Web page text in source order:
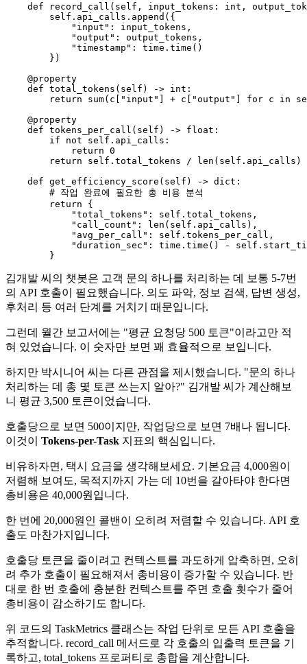
def
record_call ( self, input_tokens: int ,
self .api_calls.append({
"input" : input_tokens,
"output" : output_tokens,
"timestamp" : time.time()
        })
    @property
def total_tokens ( self ) -> int :
return
sum(c[ "input" ] + c[ "output" for c in
    @property
def tokens_per_call ( self ) -> float :
if
not self .api_calls:
return 0
return
self .total_tokens / len ( self .api_calls)
def get_efficiency_score ( self ) -> dict :
# 작업 완료에 필요한 총 비용 분석
return {
"total_tokens" : self .total_tokens,
"call_count" : len ( self .api_calls),
"avg_per_call" : self .tokens_per_call,
"duration_sec" : time.time() - self
김개발 씨의 챗봇은 고객 문의 하나를 처리하는 데 보통 5-7번
의 API 호출이 필요했습니다. 의도 파악, 정보 검색, 답변 생성,
후처리 등 여러 단계를 거치기 때문입니다.
그런데 월간 보고서에는 "평균 요청당 500 토큰"이라고만 적
혀 있었습니다. 이 숫자만 보면 꽤 효율적으로 보입니다.
하지만 박시니어 씨는 다른 관점을 제시했습니다. "문의 하나
처리하는 데 총 몇 토큰 쓰는지 알아?" 김개발 씨가 계산해보
니 평균 3,500 토큰이었습니다.
호출당으로 보면 500이지만, 작업당으로 보면 7배나 됩니다.
이것이 Tokens-per-Task 지표의 핵심입니다.
비유하자면, 택시 요금을 생각해보세요. 기본요금 4,000원이
저렴해 보여도, 목적지까지 가는 데 10번을 갈아타야 한다면
총비용은 40,000원입니다.
한 번에 20,000원인 콜밴이 오히려 저렴할 수 있습니다. API 호
출도 마찬가지입니다.
호출당 토큰을 줄이려고 컨텍스트를 과도하게 압축하면, 오히
려 추가 호출이 필요해져서 총비용이 증가할 수 있습니다. 반
대로 한 번 호출에 충분한 컨텍스트를 주면 호출 횟수가 줄어
총비용이 감소하기도 합니다.
위 코드의 TaskMetrics 클래스는 작업 단위로 모든 API 호출을
추적합니다. record_call 메서드로 각 호출의 입출력 토큰을 기
록하고, total_tokens 프로퍼티로 총합을 계산합니다.